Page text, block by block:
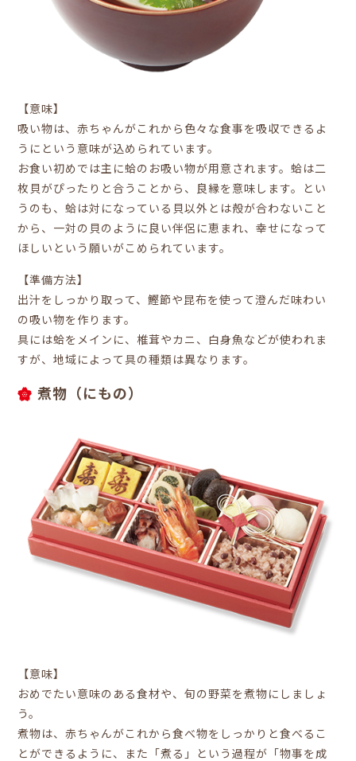
【意味】
吸い物は、赤ちゃんがこれから色々な食事を吸収できるよ
うにという意味が込められています。
お食い初めでは主に蛤のお吸い物が用意されます。蛤は二
枚貝がぴったりと合うことから、良縁を意味します。とい
うのも、蛤は対になっている貝以外とは殻が合わないこと
から、一対の貝のように良い伴侶に恵まれ、幸せになって
ほしいという願いがこめられています。
【準備方法】
出汁をしっかり取って、鰹節や昆布を使って澄んだ味わい
の吸い物を作ります。
具には蛤をメインに、椎茸やカニ、白身魚などが使われま
すが、地域によって具の種類は異なります。
煮物（にもの）
【意味】
おめでたい意味のある食材や、旬の野菜を煮物にしましょ
う。
煮物は、赤ちゃんがこれから食べ物をしっかりと食べるこ
とができるように、また「煮る」という過程が「物事を成